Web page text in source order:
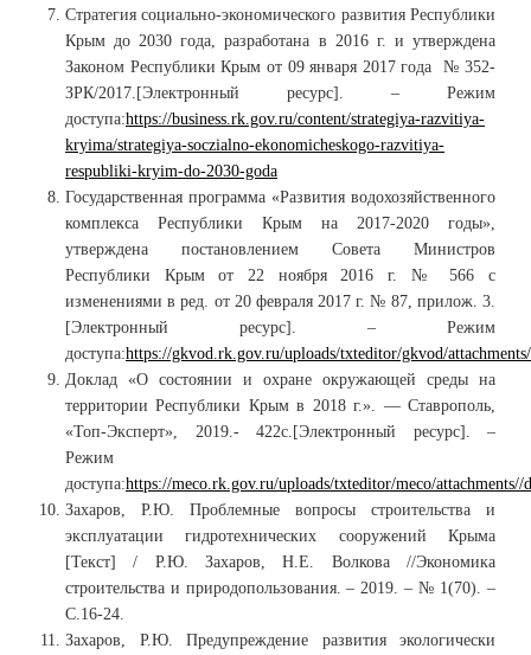
Стратегия социально-экономического развития Республики
Крым до 2030 года, разработана в 2016 г. и утверждена
Законом Республики Крым от 09 января 2017 года № 352-
ЗРК/2017.[Электронный ресурс]. – Режим
доступа:https://business.rk.gov.ru/content/strategiya-razvitiya-
kryima/strategiya-soczialno-ekonomicheskogo-razvitiya-
respubliki-kryim-do-2030-goda
Государственная программа «Развития водохозяйственного
комплекса Республики Крым на 2017-2020 годы»,
утверждена постановлением Совета Министров
Республики Крым от 22 ноября 2016 г. № 566 с
изменениями в ред. от 20 февраля 2017 г. № 87, прилож. 3.
[Электронный ресурс]. – Режим
доступа:https://gkvod.rk.gov.ru/uploads/txteditor/gkvod/
Доклад «О состоянии и охране окружающей среды на
территории Республики Крым в 2018 г.». — Ставрополь,
«Топ-Эксперт», 2019.- 422с.[Электронный ресурс]. –
Режим
доступа:https://meco.rk.gov.ru/uploads/txteditor/meco/
Захаров, Р.Ю. Проблемные вопросы строительства и
эксплуатации гидротехнических сооружений Крыма
[Текст] / Р.Ю. Захаров, Н.Е. Волкова //Экономика
строительства и природопользования. – 2019. – № 1(70). –
С.16-24.
Захаров, Р.Ю. Предупреждение развития экологически